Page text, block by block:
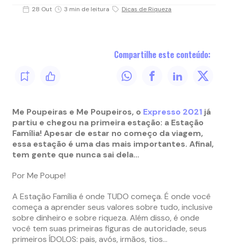
28 Out 3 min de leitura Dicas de Riqueza
Compartilhe este conteúdo:
Me Poupeiras e Me Poupeiros, o Expresso 2021 já
partiu e chegou na primeira estação: a Estação
Família! Apesar de estar no começo da viagem,
essa estação é uma das mais importantes. Afinal,
tem gente que nunca sai dela…
Por Me Poupe!
A Estação Família é onde TUDO começa. É onde você
começa a aprender seus valores sobre tudo, inclusive
sobre dinheiro e sobre riqueza. Além disso, é onde
você tem suas primeiras figuras de autoridade, seus
primeiros ÍDOLOS: pais, avós, irmãos, tios…